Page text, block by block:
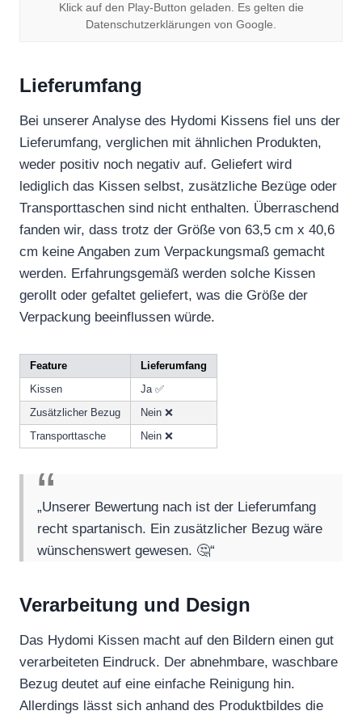
Klick auf den Play-Button geladen. Es gelten die
Datenschutzerklärungen von Google.
Lieferumfang
Bei unserer Analyse des Hydomi Kissens fiel uns der
Lieferumfang, verglichen mit ähnlichen Produkten,
weder positiv noch negativ auf. Geliefert wird
lediglich das Kissen selbst, zusätzliche Bezüge oder
Transporttaschen sind nicht enthalten. Überraschend
fanden wir, dass trotz der Größe von 63,5 cm x 40,6
cm keine Angaben zum Verpackungsmaß gemacht
werden. Erfahrungsgemäß werden solche Kissen
gerollt oder gefaltet geliefert, was die Größe der
Verpackung beeinflussen würde.
Feature
Lieferumfang
Kissen
Ja ✅
Zusätzlicher Bezug
Nein ❌
Transporttasche
Nein ❌
„Unserer Bewertung nach ist der Lieferumfang
recht spartanisch. Ein zusätzlicher Bezug wäre
wünschenswert gewesen. 🤔“
Verarbeitung und Design
Das Hydomi Kissen macht auf den Bildern einen gut
verarbeiteten Eindruck. Der abnehmbare, waschbare
Bezug deutet auf eine einfache Reinigung hin.
Allerdings lässt sich anhand des Produktbildes die